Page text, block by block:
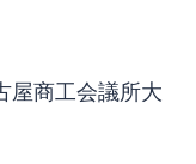
屋商工会議所大